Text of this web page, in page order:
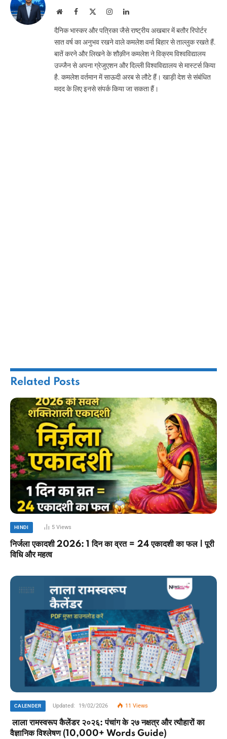
WebsiteFacebook InstagramLinkedIn
दैनिक भास्कर और पत्रिका जैसे राष्ट्रीय अखबार में बतौर रिपोर्टर
सात वर्ष का अनुभव रखने वाले कमलेश वर्मा बिहार से ताल्लुक रखते हैं.
बातें करने और लिखने के शौक़ीन कमलेश ने विक्रम विश्वविद्यालय
उज्जैन से अपना ग्रेजुएशन और दिल्ली विश्वविद्यालय से मास्टर्स किया
है. कमलेश वर्तमान में साऊदी अरब से लौटे हैं। खाड़ी देश से संबंधित
मदद के लिए इनसे संपर्क किया जा सकता हैं।
Related Posts
HINDI 5 Views
निर्जला एकादशी 2026: 1 दिन का व्रत = 24 एकादशी का फल | पूरी
विधि और महत्व
CALENDER Updated: 19/02/2026 11 Views
लाला रामस्वरूप कैलेंडर २०२६: पंचांग के २७ नक्षत्र और त्यौहारों का
वैज्ञानिक विश्लेषण (10,000+ Words Guide)